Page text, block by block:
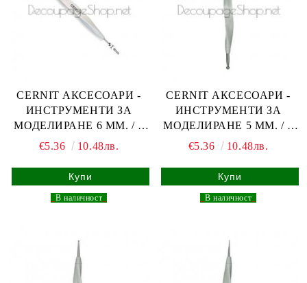
CERNIT АКСЕСОАРИ -
ИНСТРУМЕНТИ ЗА
МОДЕЛИРАНЕ 6 ММ. / 4
ММ
€5.36 10.48лв.
В наличност
CERNIT АКСЕСОАРИ -
ИНСТРУМЕНТИ ЗА
МОДЕЛИРАНЕ 5 ММ. / 3
ММ
€5.36 10.48лв.
В наличност